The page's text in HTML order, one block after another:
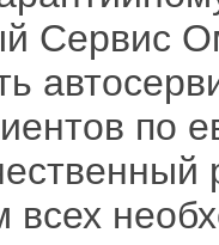
Сервис
по
всех